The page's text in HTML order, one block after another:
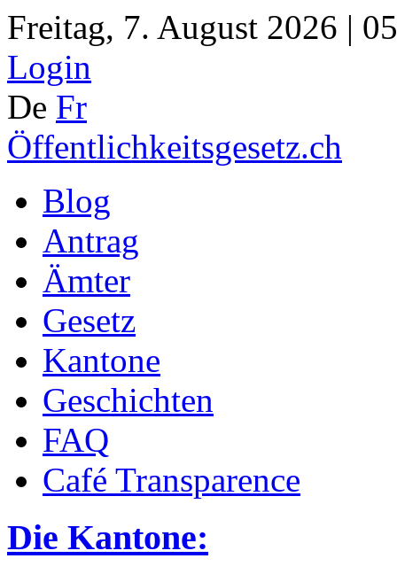
Freitag, 7. August 2026 |
Login
De Fr
Öffentlichkeitsgesetz.ch
Blog
Antrag
Ämter
Gesetz
Kantone
Geschichten
FAQ
Café Transparence
Die Kantone: